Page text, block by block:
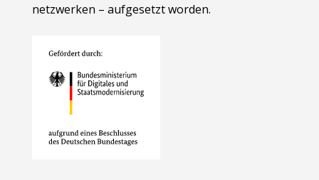
netzwerken – aufgesetzt worden.